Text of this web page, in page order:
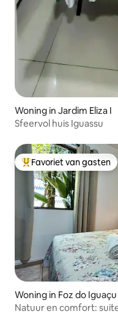
Woning in Jardim Eliza I
Sfeervol huis Iguassu
Topfavoriet van gasten
Favoriet van gasten
Woning in Foz do Iguaçu
Natuur en comfort: